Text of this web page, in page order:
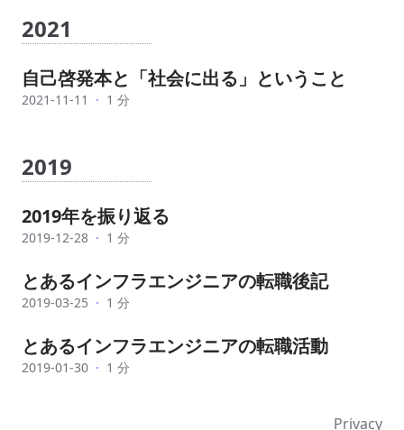
2021
自己啓発本と「社会に出る」ということ
2021-11-11 · 1 分
2019
2019年を振り返る
2019-12-28 · 1 分
とあるインフラエンジニアの転職後記
2019-03-25 · 1 分
とあるインフラエンジニアの転職活動
2019-01-30 · 1 分
Privacy